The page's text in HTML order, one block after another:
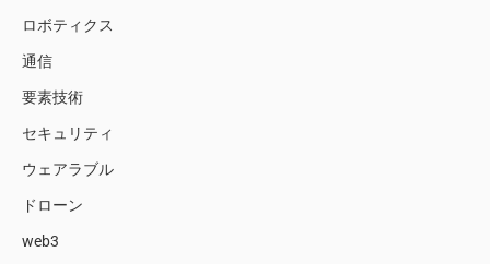
ロボティクス
通信
要素技術
セキュリティ
ウェアラブル
ドローン
web3